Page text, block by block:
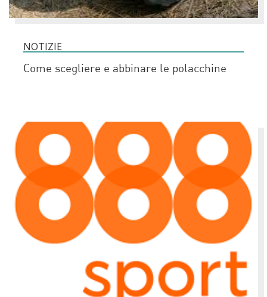
NOTIZIE
Come scegliere e abbinare le polacchine